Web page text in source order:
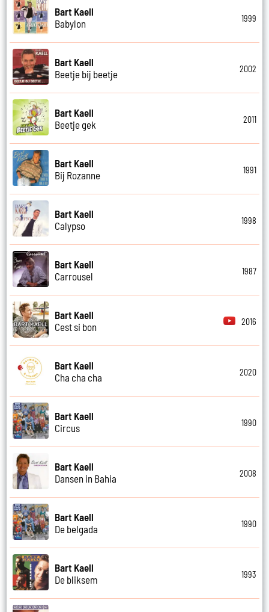
Bart Kaell
Babylon
1999
Bart Kaell
Beetje bij beetje
2002
Bart Kaell
Beetje gek
2011
Bart Kaell
Bij Rozanne
1991
Bart Kaell
Calypso
1998
Bart Kaell
Carrousel
1987
Bart Kaell
Cest si bon
2016
Bart Kaell
Cha cha cha
2020
Bart Kaell
Circus
1990
Bart Kaell
Dansen in Bahia
2008
Bart Kaell
De belgada
1990
Bart Kaell
De bliksem
1993